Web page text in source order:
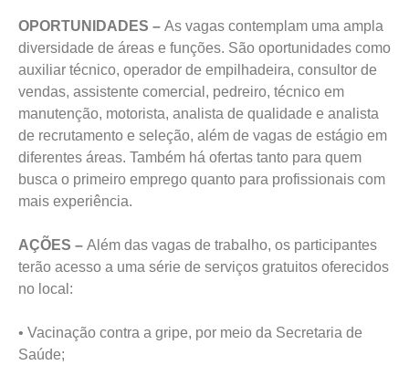
OPORTUNIDADES – As vagas contemplam uma ampla
diversidade de áreas e funções. São oportunidades como
auxiliar técnico, operador de empilhadeira, consultor de
vendas, assistente comercial, pedreiro, técnico em
manutenção, motorista, analista de qualidade e analista
de recrutamento e seleção, além de vagas de estágio em
diferentes áreas. Também há ofertas tanto para quem
busca o primeiro emprego quanto para profissionais com
mais experiência.
AÇÕES – Além das vagas de trabalho, os participantes
terão acesso a uma série de serviços gratuitos oferecidos
no local:
• Vacinação contra a gripe, por meio da Secretaria de
Saúde;